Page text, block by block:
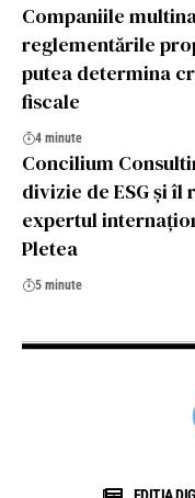
Companiile
reglementările
putea determina
fiscale
4 minute
Concilium
divizie de ESG și îl
expertul
Pletea
5 minute
EDIȚIA